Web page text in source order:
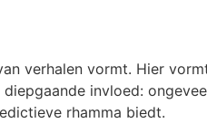
verhalen vormt. Hier
invloed:
rhamma biedt.